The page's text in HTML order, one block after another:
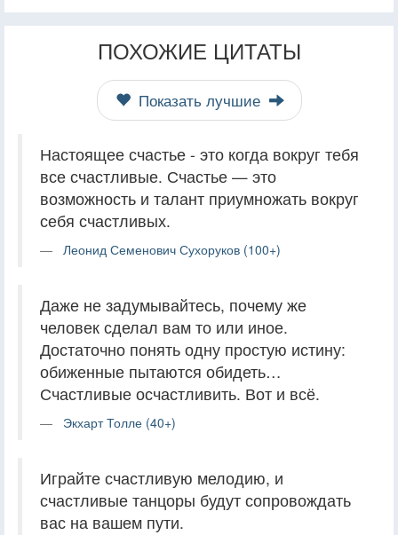
ПОХОЖИЕ ЦИТАТЫ
Показать лучшие
Настоящее счастье - это когда вокруг тебя
все счастливые. Счастье — это
возможность и талант приумножать вокруг
себя счастливых.
Леонид Семенович Сухоруков (100+)
Даже не задумывайтесь, почему же
человек сделал вам то или иное.
Достаточно понять одну простую истину:
обиженные пытаются обидеть…
Счастливые осчастливить. Вот и всё.
Экхарт Толле (40+)
Играйте счастливую мелодию, и
счастливые танцоры будут сопровождать
вас на вашем пути.